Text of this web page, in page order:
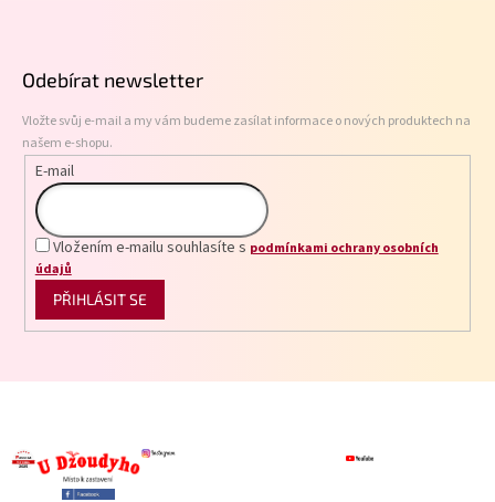
Odebírat newsletter
Vložte svůj e-mail a my vám budeme zasílat informace o nových produktech na
našem e-shopu.
E-mail
Vložením e-mailu souhlasíte s podmínkami ochrany osobních
údajů
PŘIHLÁSIT SE